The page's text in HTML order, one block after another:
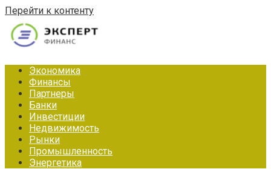
Перейти к контенту
Экономика
Финансы
Партнеры
Банки
Инвестиции
Недвижимость
Рынки
Промышленность
Энергетика